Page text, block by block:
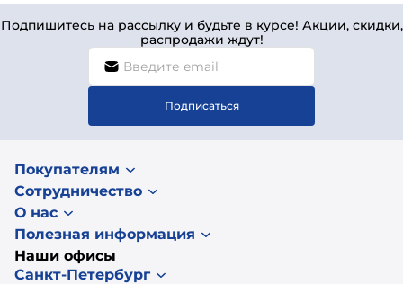
Подпишитесь на рассылку и будьте в курсе! Акции, скидки,
распродажи ждут!
Подписаться
Покупателям
Сотрудничество
О нас
Полезная информация
Наши офисы
Санкт-Петербург